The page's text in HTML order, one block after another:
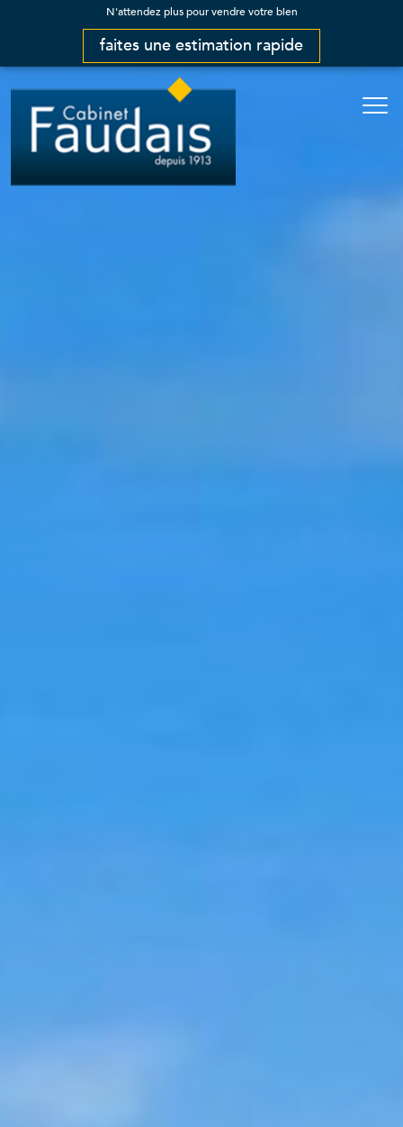
N'attendez plus pour vendre votre bien
faites une estimation rapide